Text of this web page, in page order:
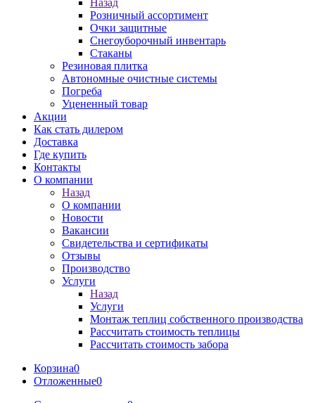
Назад
Розничный ассортимент
Очки защитные
Снегоуборочный инвентарь
Стаканы
Резиновая плитка
Автономные очистные системы
Погреба
Уцененный товар
Акции
Как стать дилером
Доставка
Где купить
Контакты
О компании
Назад
О компании
Новости
Вакансии
Свидетельства и сертификаты
Отзывы
Производство
Услуги
Назад
Услуги
Монтаж теплиц собственного производства
Рассчитать стоимость теплицы
Рассчитать стоимость забора
Корзина0
Отложенные0